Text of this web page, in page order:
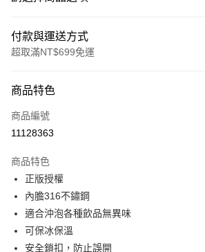
付款與運送方式
超取滿NT$699免運
信用卡一次付款
超商取貨付款
Apple Pay
街口支付
悠遊付
商品特色
商品編號
11128363
商品特色
正版授權
內膽316不鏽鋼
適合沖泡各種飲品無異味
可保冰保溫
安全鎖扣，防止誤開